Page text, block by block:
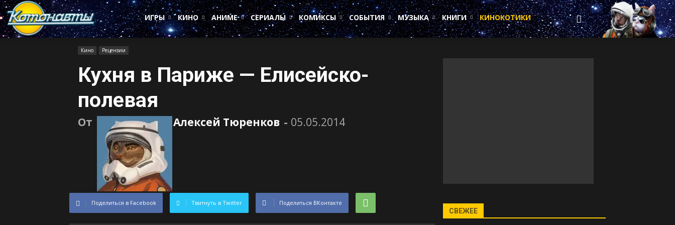
Котонавты
ИГРЫ
КИНО АНИМЕ СЕРИАЛЫ КОМИКСЫ СОБЫТИЯ МУЗЫКА КНИГИ КИНОКОТИКИ
Кино Рецензии
Кухня в Париже — Елисейско-
полевая
От Алексей Тюренков - 05.05.2014
Поделиться в Facebook Твитнуть в Twitter Поделиться ВКонтакте
СВЕЖЕЕ